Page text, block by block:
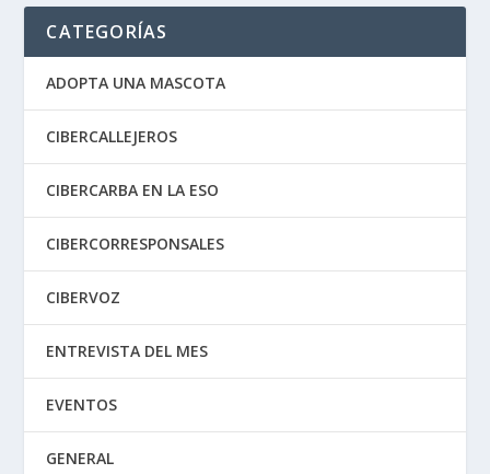
CATEGORÍAS
ADOPTA UNA MASCOTA
CIBERCALLEJEROS
CIBERCARBA EN LA ESO
CIBERCORRESPONSALES
CIBERVOZ
ENTREVISTA DEL MES
EVENTOS
GENERAL